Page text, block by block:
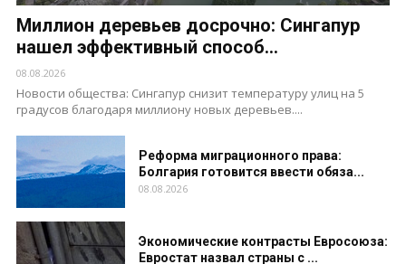
Миллион деревьев досрочно: Сингапур
нашел эффективный способ...
08.08.2026
Новости общества: Сингапур снизит температуру улиц на 5
градусов благодаря миллиону новых деревьев....
Реформа миграционного права:
Болгария готовится ввести обяза...
08.08.2026
Экономические контрасты Евросоюза:
Евростат назвал страны с ...